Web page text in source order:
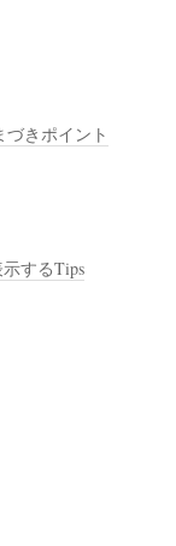
づきポイント
するTips